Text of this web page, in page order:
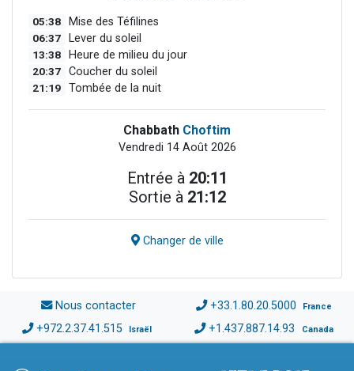
05:38 Mise des Téfilines
06:37 Lever du soleil
13:38 Heure de milieu du jour
20:37 Coucher du soleil
21:19 Tombée de la nuit
Chabbath Choftim
Vendredi 14 Août 2026
Entrée à 20:11
Sortie à 21:12
Changer de ville
Nous contacter +33.1.80.20.5000 France
+972.2.37.41.515 Israël +1.437.887.14.93 Canada